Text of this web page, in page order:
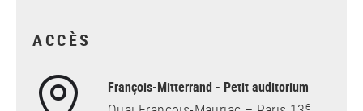
ACCÈS
François-Mitterrand - Petit auditorium
e